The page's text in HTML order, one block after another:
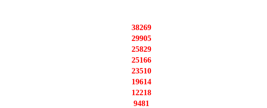
38269
29905
25829
25166
23510
19614
12218
9481